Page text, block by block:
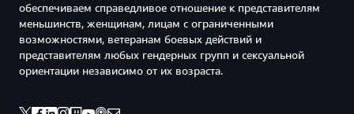
обеспечиваем справедливое отношение к представителям
меньшинств, женщинам, лицам с ограниченными
возможностями, ветеранам боевых действий и
представителям любых гендерных групп и сексуальной
ориентации независимо от их возраста.